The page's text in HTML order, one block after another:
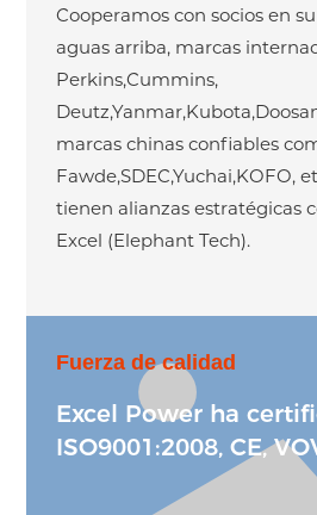
Cooperamos con socios en
aguas arriba, marcas
Perkins,Cummins,
marcas chinas confiables
Fawde,SDEC,Yuchai,KOFO,
tienen alianzas estratégicas
Excel (Elephant Tech).
Fuerza de calidad
Excel Power ha
ISO9001:2008, CE,